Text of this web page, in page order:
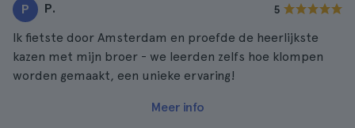
P P. 5
Ik fietste door Amsterdam en proefde de heerlijkste
kazen met mijn broer - we leerden zelfs hoe klompen
worden gemaakt, een unieke ervaring!
Meer info